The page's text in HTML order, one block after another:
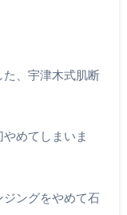
、宇津木式肌断
めてしまいま
ングをやめて石